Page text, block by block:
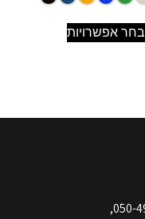
בחר אפשרויות
050-491-0929,